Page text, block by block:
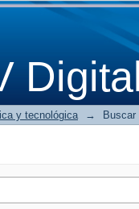
y tecnológica → Buscar